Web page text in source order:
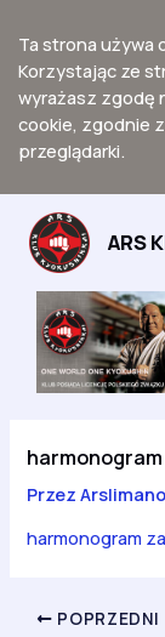
Ta strona używa
Korzystając ze
wyrażasz zgodę
cookie, zgodnie
przeglądarki.
Przejdź
treści
ARS
Przez
harmonogram
POPRZEDNI